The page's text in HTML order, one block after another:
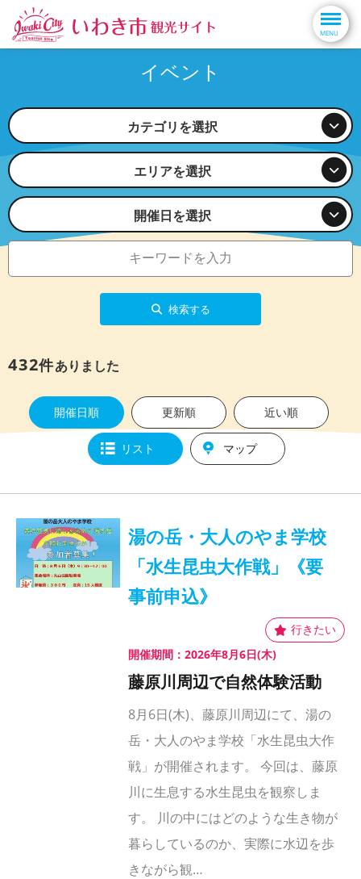
イベント
カテゴリを選択
エリアを選択
開催日を選択
検索する
432件ありました
開催日順 更新順 近い順
リスト マップ
湯の岳・大人のやま学校
「水生昆虫大作戦」《要
事前申込》
開催期間：2026年8月6日(木)
藤原川周辺で自然体験活動
8月6日(木)、藤原川周辺にて、湯の
岳・大人のやま学校「水生昆虫大作
戦」が開催されます。 今回は、藤原
川に生息する水生昆虫を観察しま
す。 川の中にはどのような生き物が
暮らしているのか、実際に水辺を歩
きながら観…